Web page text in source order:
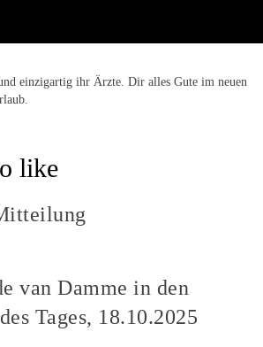
einzigartig ihr Ärzte. Dir alles Gute im neuen
like
van Damme in den
Tages, 18.10.2025